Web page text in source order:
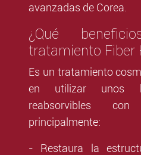
avanzadas de Corea.
¿Qué
tratamiento Fiber
Es un tratamiento
en utilizar unos
reabsorvibles
principalmente:
- Restaura la